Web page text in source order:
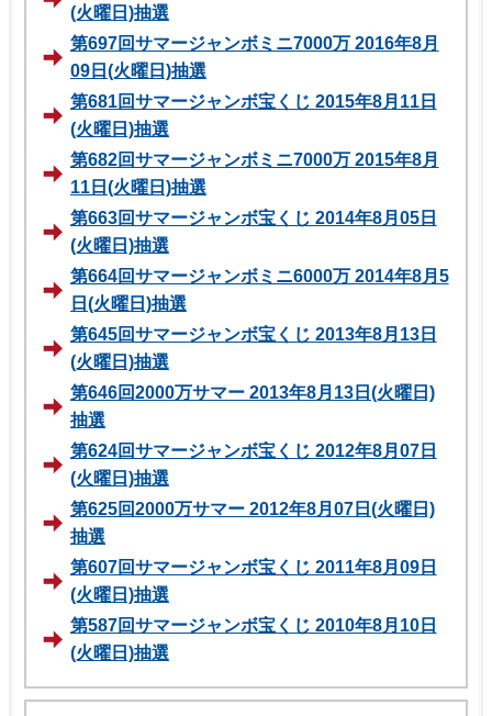
(火曜日)抽選
第697回サマージャンボミニ7000万 2016年8月
09日(火曜日)抽選
第681回サマージャンボ宝くじ 2015年8月11日
(火曜日)抽選
第682回サマージャンボミニ7000万 2015年8月
11日(火曜日)抽選
第663回サマージャンボ宝くじ 2014年8月05日
(火曜日)抽選
第664回サマージャンボミニ6000万 2014年8月5
日(火曜日)抽選
第645回サマージャンボ宝くじ 2013年8月13日
(火曜日)抽選
第646回2000万サマー 2013年8月13日(火曜日)
抽選
第624回サマージャンボ宝くじ 2012年8月07日
(火曜日)抽選
第625回2000万サマー 2012年8月07日(火曜日)
抽選
第607回サマージャンボ宝くじ 2011年8月09日
(火曜日)抽選
第587回サマージャンボ宝くじ 2010年8月10日
(火曜日)抽選